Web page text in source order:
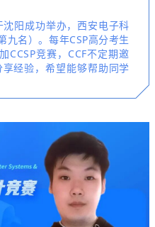
阳成功举办，西安电子科
九名）。每年CSP高分考生
CCSP竞赛，CCF不定期邀
享经验，希望能够帮助同学